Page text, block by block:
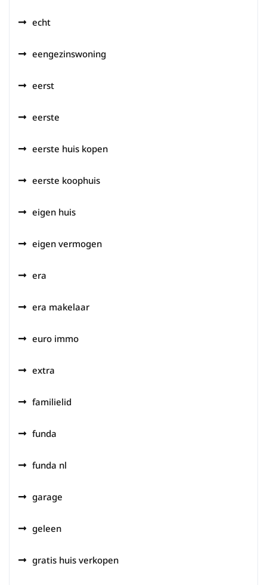
echt
eengezinswoning
eerst
eerste
eerste huis kopen
eerste koophuis
eigen huis
eigen vermogen
era
era makelaar
euro immo
extra
familielid
funda
funda nl
garage
geleen
gratis huis verkopen